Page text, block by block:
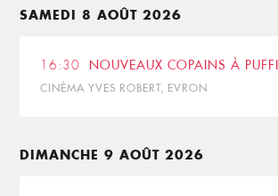
SAMEDI 8 AOÛT 2026
16:30 NOUVEAUX COPAINS À
CINÉMA YVES ROBERT, EVRON
DIMANCHE 9 AOÛT 2026